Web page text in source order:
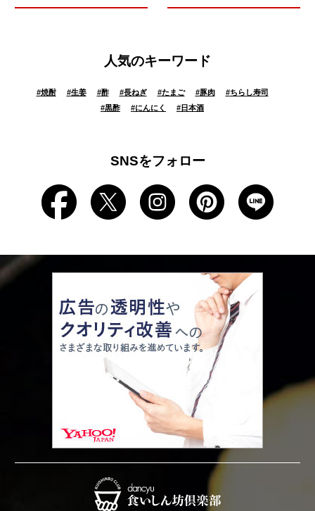
人気のキーワード
#焼酎 #生姜 #酢 #長ねぎ #たまご #豚肉 #ちらし寿司
#黒酢 #にんにく # 日本酒
SNSをフォロー